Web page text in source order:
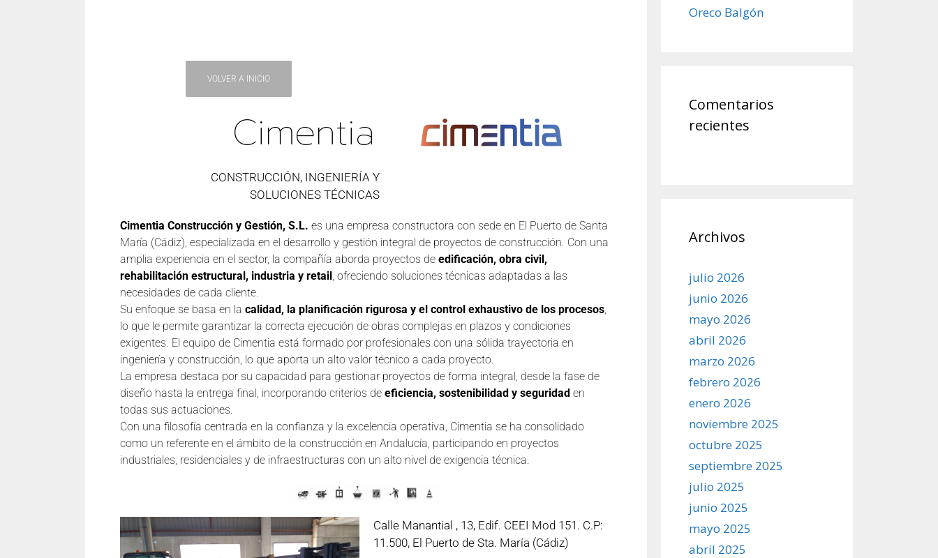
VOLVER A INICIO
Cimentia
CONSTRUCCIÓN, INGENIERÍA Y
SOLUCIONES TÉCNICAS
Cimentia Construcción y Gestión, S.L. es una empresa constructora con sede en El Puerto de Santa
María (Cádiz), especializada en el desarrollo y gestión integral de proyectos de construcción. Con una
amplia experiencia en el sector, la compañía aborda proyectos de edificación, obra civil,
rehabilitación estructural, industria y retail , ofreciendo soluciones técnicas adaptadas a las
necesidades de cada cliente.
Su enfoque se basa en la calidad, la planificación rigurosa y el control exhaustivo de los procesos,
lo que le permite garantizar la correcta ejecución de obras complejas en plazos y condiciones
exigentes. El equipo de Cimentia está formado por profesionales con una sólida trayectoria en
ingeniería y construcción, lo que aporta un alto valor técnico a cada proyecto.
La empresa destaca por su capacidad para gestionar proyectos de forma integral, desde la fase de
diseño hasta la entrega final, incorporando criterios de eficiencia, sostenibilidad y seguridad en
todas sus actuaciones.
Con una filosofía centrada en la confianza y la excelencia operativa, Cimentia se ha consolidado
como un referente en el ámbito de la construcción en Andalucía, participando en proyectos
industriales, residenciales y de infraestructuras con un alto nivel de exigencia técnica.
Calle Manantial , 13, Edif. CEEI Mod 151. C.P:
11.500, El Puerto de Sta. María (Cádiz)
Oreco Balgón
Comentarios
recientes
Archivos
julio 2026
junio 2026
mayo 2026
abril 2026
marzo 2026
febrero 2026
enero 2026
noviembre 2025
octubre 2025
septiembre 2025
julio 2025
junio 2025
mayo 2025
abril 2025